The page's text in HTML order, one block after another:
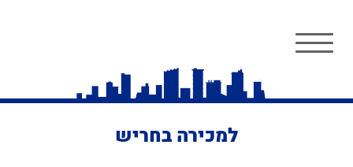
למכירה בחריש